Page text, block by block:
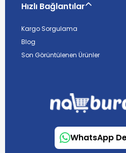
Hızlı Bağlantılar
Kargo Sorgulama
Blog
Son Görüntülenen Ürünler
WhatsApp